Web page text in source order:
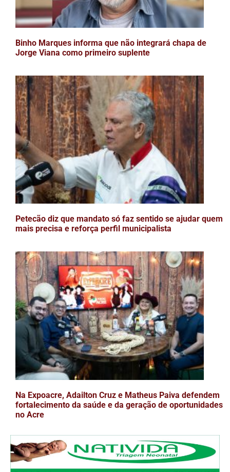
Binho Marques informa que não integrará chapa de
Jorge Viana como primeiro suplente
Petecão diz que mandato só faz sentido se ajudar quem
mais precisa e reforça perfil municipalista
Na Expoacre, Adailton Cruz e Matheus Paiva defendem
fortalecimento da saúde e da geração de oportunidades
no Acre